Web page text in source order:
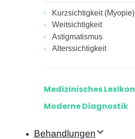
Kurzsichtigkeit (Myopie)
Weitsichtigkeit
Astigmatismus
Alterssichtigkeit
Medizinisches Lexikon
Moderne Diagnostik
Behandlungen